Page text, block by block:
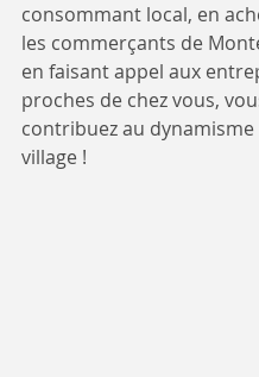
consommant local, en
les commerçants de
en faisant appel aux
proches de chez vous,
contribuez au
village !